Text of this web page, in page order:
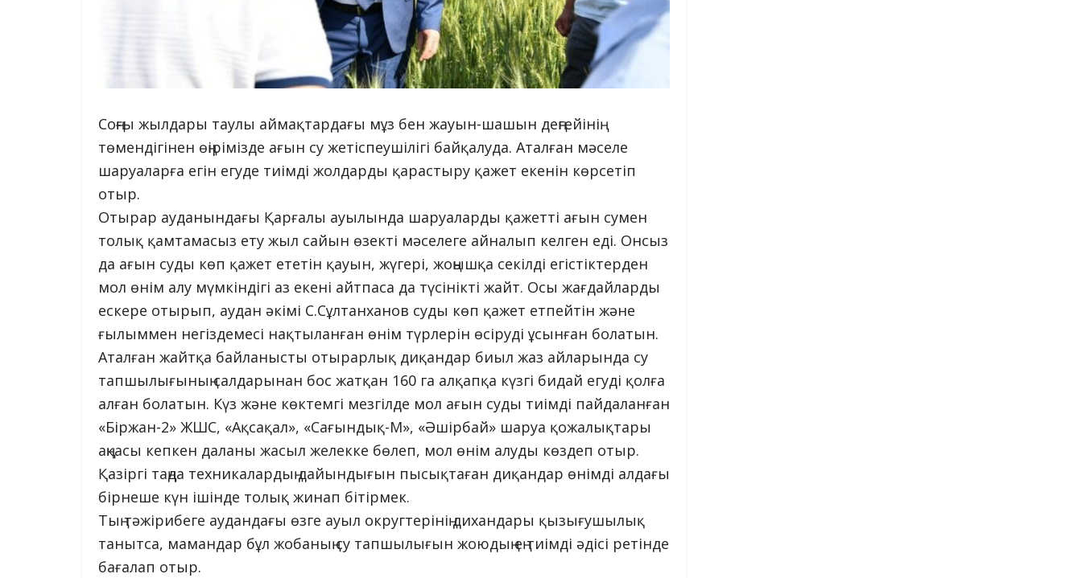
Соңғы жылдары таулы аймақтардағы мұз бен жауын-шашын деңгейінің
төмендігінен өңірімізде ағын су жетіспеушілігі байқалуда. Аталған мәселе
шаруаларға егін егуде тиімді жолдарды қарастыру қажет екенін көрсетіп
отыр.
Отырар ауданындағы Қарғалы ауылында шаруаларды қажетті ағын сумен
толық қамтамасыз ету жыл сайын өзекті мәселеге айналып келген еді. Онсыз
да ағын суды көп қажет ететін қауын, жүгері, жоңышқа секілді егістіктерден
мол өнім алу мүмкіндігі аз екені айтпаса да түсінікті жайт. Осы жағдайларды
ескере отырып, аудан әкімі С.Сұлтанханов суды көп қажет етпейтін және
ғылыммен негіздемесі нақтыланған өнім түрлерін өсіруді ұсынған болатын.
Аталған жайтқа байланысты отырарлық диқандар биыл жаз айларында су
тапшылығының салдарынан бос жатқан 160 га алқапқа күзгі бидай егуді қолға
алған болатын. Күз және көктемгі мезгілде мол ағын суды тиімді пайдаланған
«Біржан-2» ЖШС, «Ақсақал», «Сағындық-М», «Әшірбай» шаруа қожалықтары
аңқасы кепкен даланы жасыл желекке бөлеп, мол өнім алуды көздеп отыр.
Қазіргі таңда техникалардың дайындығын пысықтаған диқандар өнімді алдағы
бірнеше күн ішінде толық жинап бітірмек.
Тың тәжірибеге аудандағы өзге ауыл округтерінің дихандары қызығушылық
танытса, мамандар бұл жобаның су тапшылығын жоюдың ең тиімді әдісі ретінде
бағалап отыр.